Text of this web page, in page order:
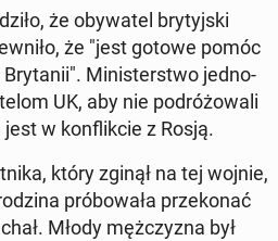
że oby­wa­tel bry­tyj­ski
że "jest gotowe pomóc
Bry­ta­nii". Mi­ni­ster­stwo jed­no­
UK, aby nie po­dró­żo­wa­li
w kon­flik­cie z Rosją.
który zginął na tej wojnie,
pró­bo­wa­ła prze­ko­nać
Młody męż­czy­zna był